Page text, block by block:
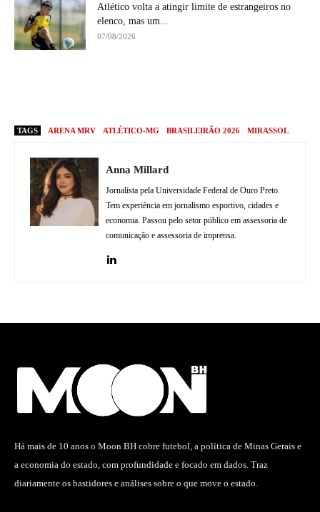
Atlético volta a atingir limite de estrangeiros no
elenco, mas um...
07/08/2026
TAGS ARENA MRV ATLÉTICO-MG BRASILEIRÃO 2026 MIRASSOL
Anna Millard
Jornalista pela Universidade Federal de Ouro Preto.
Tem experiência em jornalismo esportivo, cidades e
economia. Passou pelo setor público em assessoria de
comunicação e assessoria de imprensa.
Há mais de 10 anos o Moon BH cobre futebol, a política de Minas Gerais e
a economia do estado, com profundidade e focado em dados. Traz
diariamente os bastidores e análises sobre o que move o estado.